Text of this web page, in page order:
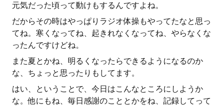
元気だった頃って動けもするんですよね。
だからその時はやっぱりラジオ体操もやってたなと思っ
てね。寒くなってね、起きれなくなってね、やらなくな
ったんですけどね。
また夏とかね、明るくなったらできるようになるのか
な、ちょっと思ったりもしてます。
はい、ということで、今日はこんなところにしようか
な。他にもね、毎日感謝のこととかをね、記録してって